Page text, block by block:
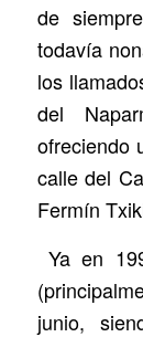
de
todavía
los
del
ofreciendo
calle del
Fermín
Ya en
junio,